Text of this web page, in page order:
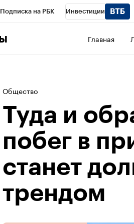
Подписка на РБК Инвестиции
Главная
Общество
Туда и
побег в
станет
трендом